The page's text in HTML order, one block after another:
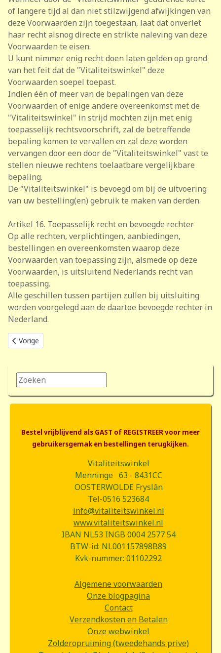
of langere tijd al dan niet stilzwijgend afwijkingen van
deze Voorwaarden zijn toegestaan, laat dat onverlet
haar recht alsnog directe en strikte naleving van deze
Voorwaarden te eisen.
U kunt nimmer enig recht doen laten gelden op grond
van het feit dat de "Vitaliteitswinkel" deze
Voorwaarden soepel toepast.
Indien één of meer van de bepalingen van deze
Voorwaarden of enige andere overeenkomst met de
"Vitaliteitswinkel" in strijd mochten zijn met enig
toepasselijk rechtsvoorschrift, zal de betreffende
bepaling komen te vervallen en zal deze worden
vervangen door een door de "Vitaliteitswinkel" vast te
stellen nieuwe rechtens toelaatbare vergelijkbare
bepaling.
De "Vitaliteitswinkel" is bevoegd om bij de uitvoering
van uw bestelling(en) gebruik te maken van derden.
Artikel 16. Toepasselijk recht en bevoegde rechter
Op alle rechten, verplichtingen, aanbiedingen,
bestellingen en overeenkomsten waarop deze
Voorwaarden van toepassing zijn, alsmede op deze
Voorwaarden, is uitsluitend Nederlands recht van
toepassing.
Alle geschillen tussen partijen zullen bij uitsluiting
worden voorgelegd aan de daartoe bevoegde rechter in
Nederland.
Vorig artikel: Verzendkosten en betalen
Vorige
Zoeken...
Bestel vrijblijvend als GAST of REGISTREER voor meer
gebruikersgemak en bestellingen terugkijken.
Vitaliteitswinkel
Menninge 63 - 8431CC
OOSTERWOLDE Fryslân
Tel-0516 523684
info@vitaliteitswinkel.nl
www.vitaliteitswinkel.nl
IBAN NL53 INGB 0004 2577 54
BTW-id: NL001157898B89
Kvk-nummer: 01102292
Algemene voorwaarden
Onze blogpagina
Contact
Verzendkosten en Betalen
Onze webwinkel
Zolderopruiming (tweedehands prive)